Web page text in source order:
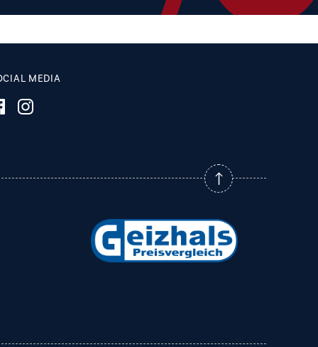
MEDIA